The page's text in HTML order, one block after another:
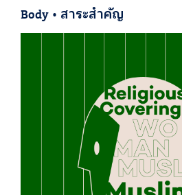
Body • สาระสำคัญ